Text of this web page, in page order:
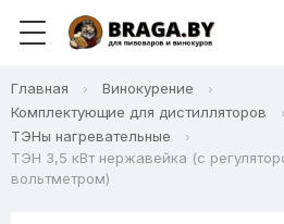
Главная
Винокурение
Комплектующие для дистилляторов
ТЭНы нагревательные
ТЭН 3,5 кВт нержавейка (с
вольтметром)